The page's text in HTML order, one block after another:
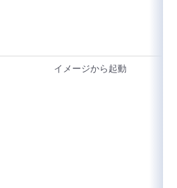
イメージから起動